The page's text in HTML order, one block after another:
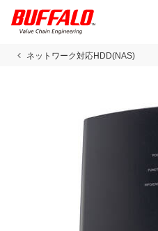
ネットワーク対応HDD(NAS)